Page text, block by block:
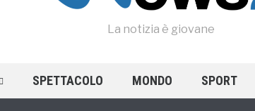
La notizia è giovane
SPETTACOLO MONDO SPORT